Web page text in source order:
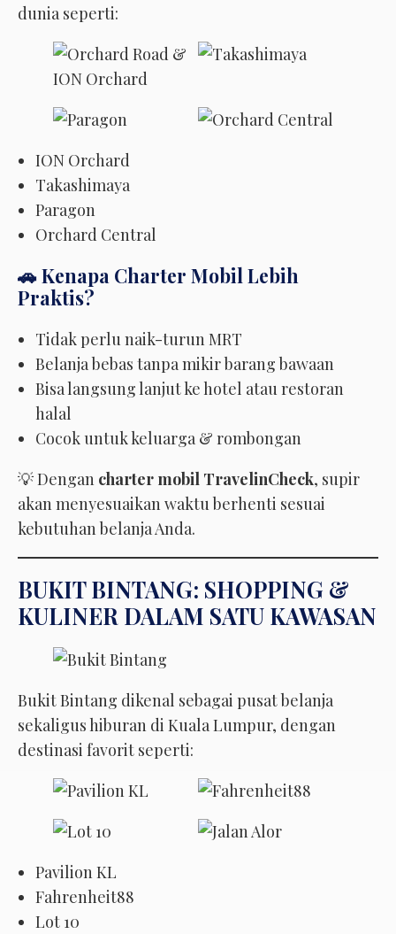
dunia seperti:
ION Orchard
Takashimaya
Paragon
Orchard Central
🚗 Kenapa Charter Mobil Lebih
Praktis?
Tidak perlu naik-turun MRT
Belanja bebas tanpa mikir barang bawaan
Bisa langsung lanjut ke hotel atau restoran
halal
Cocok untuk keluarga & rombongan
💡 Dengan charter mobil TravelinCheck, supir
akan menyesuaikan waktu berhenti sesuai
kebutuhan belanja Anda.
BUKIT BINTANG: SHOPPING &
KULINER DALAM SATU KAWASAN
Bukit Bintang dikenal sebagai pusat belanja
sekaligus hiburan di Kuala Lumpur, dengan
destinasi favorit seperti:
Pavilion KL
Fahrenheit88
Lot 10